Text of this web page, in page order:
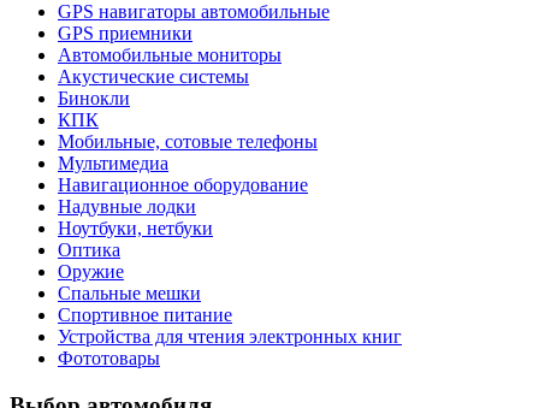
GPS навигаторы автомобильные
GPS приемники
Автомобильные мониторы
Акустические системы
Бинокли
КПК
Мобильные, сотовые телефоны
Мультимедиа
Навигационное оборудование
Надувные лодки
Ноутбуки, нетбуки
Оптика
Оружие
Спальные мешки
Спортивное питание
Устройства для чтения электронных книг
Фототовары